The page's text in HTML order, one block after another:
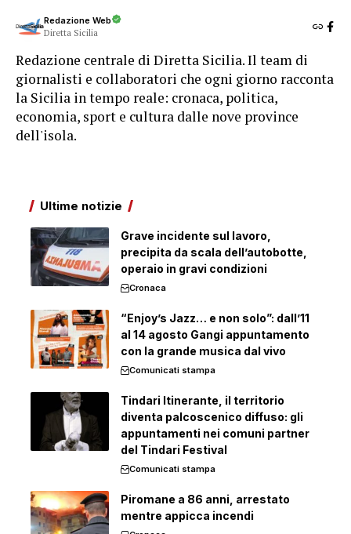
Redazione Web
Diretta Sicilia
Redazione centrale di Diretta Sicilia. Il team di
giornalisti e collaboratori che ogni giorno racconta
la Sicilia in tempo reale: cronaca, politica,
economia, sport e cultura dalle nove province
dell'isola.
Ultime notizie
Grave incidente sul lavoro,
precipita da scala dell’autobotte,
operaio in gravi condizioni
Cronaca
“Enjoy’s Jazz… e non solo”: dall’11
al 14 agosto Gangi appuntamento
con la grande musica dal vivo
Comunicati stampa
Tindari Itinerante, il territorio
diventa palcoscenico diffuso: gli
appuntamenti nei comuni partner
del Tindari Festival
Comunicati stampa
Piromane a 86 anni, arrestato
mentre appicca incendi